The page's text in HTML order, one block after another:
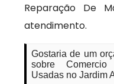
Reparação De
atendimento.
Gostaria de um
sobre
Usadas no Jardim